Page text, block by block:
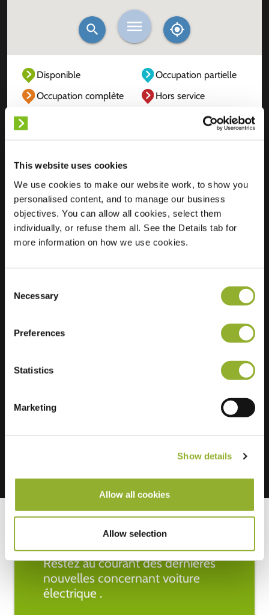
This website uses cookies
We use cookies to make our website work, to show you
personalised content, and to manage our business
objectives. You can allow all cookies, select them
individually, or refuse them all. See the Details tab for
more information on how we use cookies.
Selection
Necessary
Preferences
Statistics
Marketing
Show details
Allow all cookies
Allow selection
Disponible
Occupation partielle
Occupation complète
Hors service
Localisation
Industrieweg 9
25980 Westerland
Allemagne
Charging
Restez au courant des dernières
nouvelles concernant voiture
électrique .